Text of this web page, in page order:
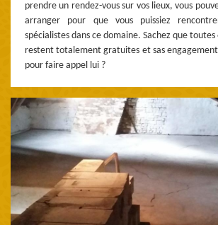
prendre un rendez-vous sur vos lieux, vous
arranger pour que vous puissiez
spécialistes dans ce domaine. Sachez que
restent totalement gratuites et sas
pour faire appel lui ?